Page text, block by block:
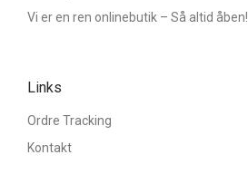
Vi er en ren onlinebutik – Så altid åben!
Links
Ordre Tracking
Kontakt